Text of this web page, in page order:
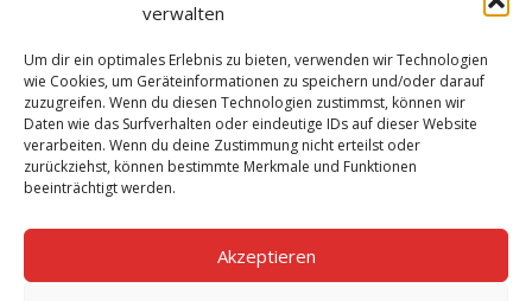
verwalten
Um dir ein optimales Erlebnis zu bieten, verwenden wir Technologien
wie Cookies, um Geräteinformationen zu speichern und/oder darauf
zuzugreifen. Wenn du diesen Technologien zustimmst, können wir
Daten wie das Surfverhalten oder eindeutige IDs auf dieser Website
verarbeiten. Wenn du deine Zustimmung nicht erteilst oder
zurückziehst, können bestimmte Merkmale und Funktionen
beeinträchtigt werden.
Akzeptieren
Bleiben Sie auf dem Laufenden über unsere sich ständig
weiterentwickelnden Produkteigenschaften und Technologien.
Geben Sie Ihre E-Mail-Adresse ein und abonnieren Sie unseren
Newsletter.